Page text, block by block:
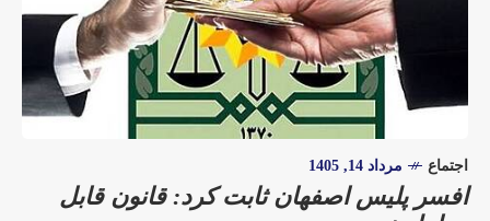
اجتماع مرداد 14, 1405
افسر پلیس اصفهان ثابت کرد: قانون قابل